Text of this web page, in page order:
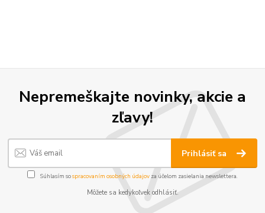
Nepremeškajte novinky, akcie a
zľavy!
Prihlásiť sa
Súhlasím sospracovaním osobných údajov za účelom zasielania newslettera.
Môžete sa kedykoľvek odhlásiť.